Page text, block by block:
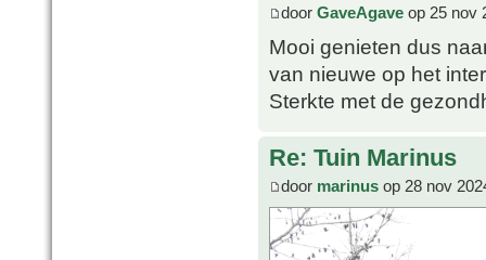
door GaveAgave op 25 nov
Mooi genieten dus
van nieuwe op het
Sterkte met de
Re: Tuin Marinus
door marinus op 28 nov